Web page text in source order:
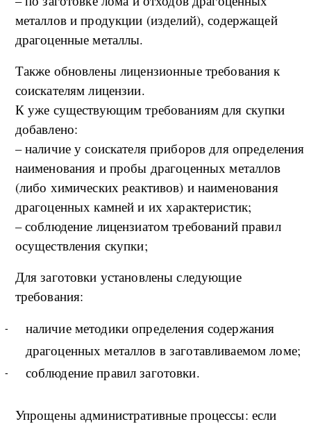
металлов и продукции (изделий), содержащей
драгоценные металлы.
Также обновлены лицензионные требования к
соискателям лицензии.
К уже существующим требованиям для скупки
добавлено:
– наличие у соискателя приборов для определения
наименования и пробы драгоценных металлов
(либо химических реактивов) и наименования
драгоценных камней и их характеристик;
– соблюдение лицензиатом требований правил
осуществления скупки;
Для заготовки установлены следующие
требования:
наличие методики определения содержания
драгоценных металлов в заготавливаемом ломе;
соблюдение правил заготовки.
Упрощены административные процессы: если